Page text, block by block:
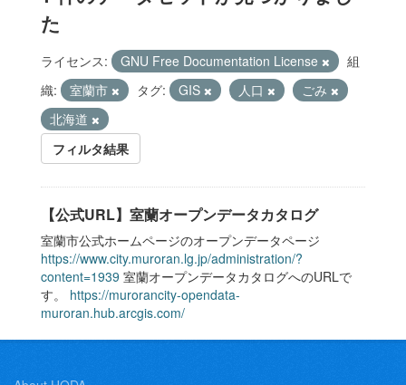
た
ライセンス: GNU Free Documentation License
組
織:
室蘭市 タグ: GIS 人口
ごみ
北海道
フィルタ結果
【公式URL】室蘭オープンデータカタログ
室蘭市公式ホームページのオープンデータページ
https://www.city.muroran.lg.jp/administration/?
content=1939 室蘭オープンデータカタログへのURLで
す。 https://murorancity-opendata-
muroran.hub.arcgis.com/